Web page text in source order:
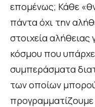
επομένως; Κάθε
πάντα όχι την
στοιχεία αλήθειας
κόσμου που
συμπεράσματα
των οποίων
προγραμματίζουμε